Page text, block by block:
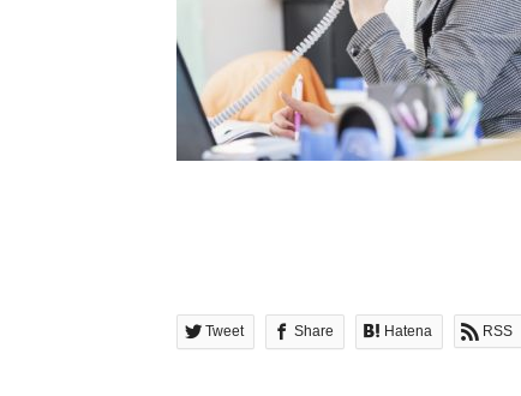
Tweet Share Hatena RSS